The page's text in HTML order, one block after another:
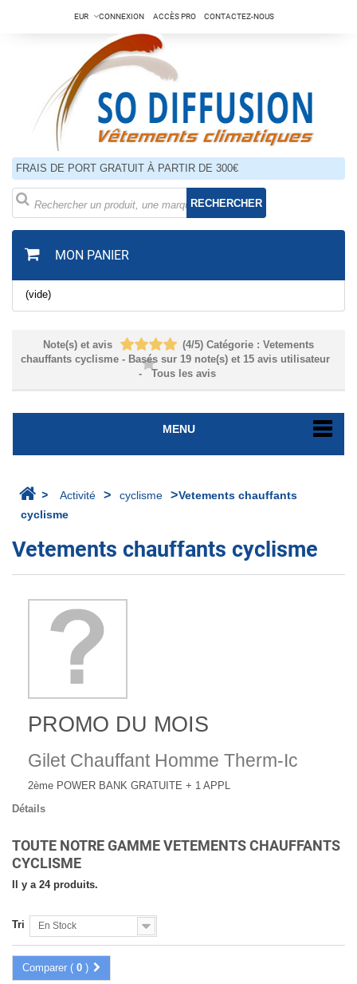
EUR CONNEXION ACCÈS PRO CONTACTEZ-NOUS
FRAIS DE PORT GRATUIT À PARTIR DE 300€
RECHERCHER
MON PANIER
(vide)
Note(s) et avis (4/5) Catégorie : Vetements
chauffants cyclisme - Basés sur 19 note(s) et 15 avis utilisateur
- Tous les avis
MENU
> Activité > cyclisme >Vetements chauffants
cyclisme
Vetements chauffants cyclisme
PROMO DU MOIS
Gilet Chauffant Homme Therm-Ic
2ème POWER BANK GRATUITE + 1 APPL
Détails
TOUTE NOTRE GAMME VETEMENTS CHAUFFANTS
CYCLISME
Il y a 24 produits.
Tri En Stock
Comparer ( 0 )